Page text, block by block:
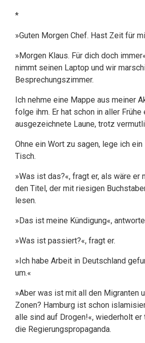
*
»Guten Morgen Chef. Hast Zeit für
»Morgen Klaus. Für dich doch
nimmt seinen Laptop und wir
Besprechungszimmer.
Ich nehme eine Mappe aus meiner
folge ihm. Er hat schon in aller Frühe
ausgezeichnete Laune, trotz
Ohne ein Wort zu sagen, lege ich
Tisch.
»Was ist das?«, fragt er, als wäre er
den Titel, der mit riesigen
lesen.
»Das ist meine Kündigung«,
»Was ist passiert?«, fragt er.
»Ich habe Arbeit in Deutschland
um.«
»Aber was ist mit all den Migranten
Zonen? Hamburg ist schon
alle sind auf Drogen!«, wiederholt
die Regierungspropaganda.